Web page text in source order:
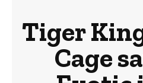
Tiger
Cage